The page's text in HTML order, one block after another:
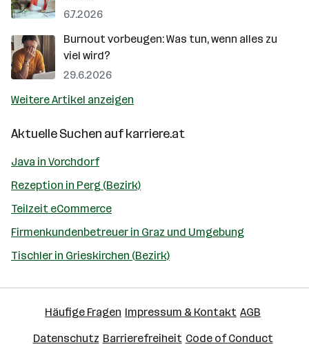
6.7.2026
Burnout vorbeugen: Was tun, wenn alles zu
viel wird?
29.6.2026
Weitere Artikel anzeigen
Aktuelle Suchen aufkarriere.at
Java in Vorchdorf
Rezeption in Perg (Bezirk)
Teilzeit eCommerce
Firmenkundenbetreuer in Graz und Umgebung
Tischler in Grieskirchen (Bezirk)
Häufige Fragen Impressum & Kontakt AGB
Datenschutz Barrierefreiheit Code of Conduct